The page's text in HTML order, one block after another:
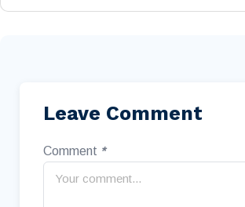
Leave Comment
Comment *